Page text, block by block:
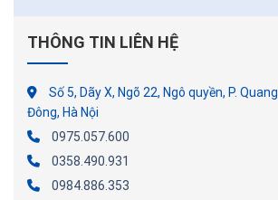
THÔNG TIN LIÊN HỆ
Số 5, Dãy X, Ngõ 22, Ngô quyền, P.
Đông, Hà Nội
0975.057.600
0358.490.931
0984.886.353